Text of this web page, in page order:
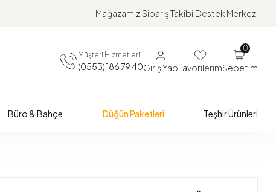
MağazamızSipariş Takibi Destek Merkezi
Müşteri Hizmetleri
(0553) 186 79 40Giriş YapFavorilerim
0
Sepetim
Büro & Bahçe Düğün Paketleri Teşhir Ürünleri